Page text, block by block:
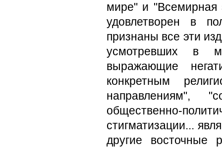
мире" и "Всемирная
удовлетворен в
признаны все эти
усмотревших в
выражающие
конкретным
направлениям",
общественно-
стигматизации...
другие восточные